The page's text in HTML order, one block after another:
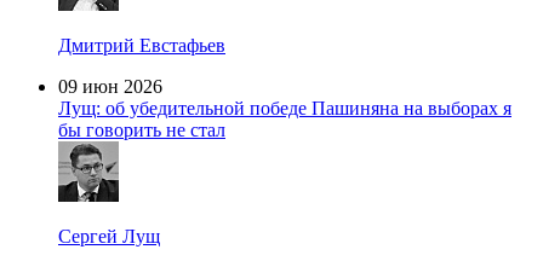
Дмитрий Евстафьев
09 июн 2026
Лущ: об убедительной победе Пашиняна на выборах я
бы говорить не стал
Сергей Лущ